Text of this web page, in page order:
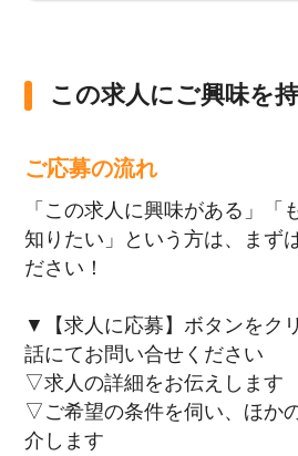
この求人にご興味を
ご応募の流れ
「この求人に興味がある」「
知りたい」という方は、まず
ださい！
▼【求人に応募】ボタンをク
話にてお問い合せください
▽求人の詳細をお伝えします
▽ご希望の条件を伺い、ほか
介します